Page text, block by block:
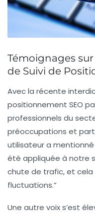
Témoignages
de Suivi de
Avec la récente
positionnement SEO
professionnels du
préoccupations et
utilisateur a mentionné
été appliquée à notre
chute de trafic, et cela
fluctuations.”
Une autre voix s’est